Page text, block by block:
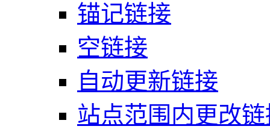
锚记链接
空链接
自动更新链接
站点范围内更改